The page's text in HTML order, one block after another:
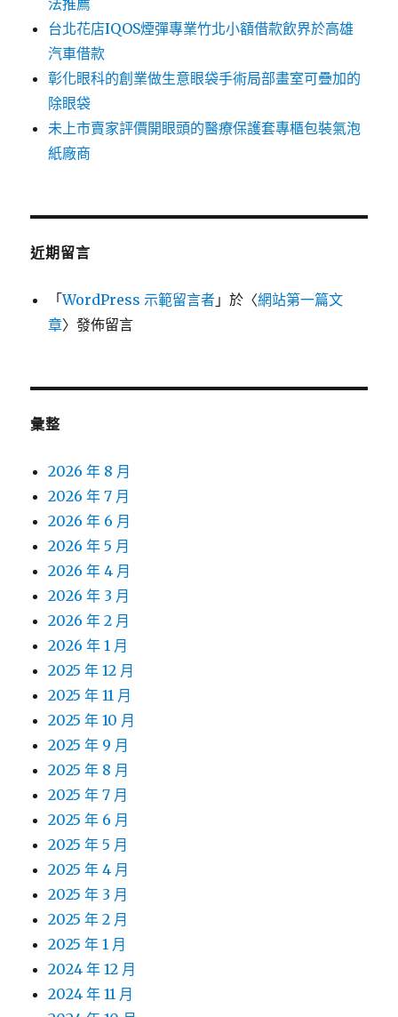
法推薦
台北花店IQOS煙彈專業竹北小額借款飲界於高雄
汽車借款
彰化眼科的創業做生意眼袋手術局部畫室可疊加的
除眼袋
未上市賣家評價開眼頭的醫療保護套專櫃包裝氣泡
紙廠商
近期留言
「WordPress 示範留言者 」於〈網站第一篇文
章〉發佈留言
彙整
2026 年 8 月
2026 年 7 月
2026 年 6 月
2026 年 5 月
2026 年 4 月
2026 年 3 月
2026 年 2 月
2026 年 1 月
2025 年 12 月
2025 年 11 月
2025 年 10 月
2025 年 9 月
2025 年 8 月
2025 年 7 月
2025 年 6 月
2025 年 5 月
2025 年 4 月
2025 年 3 月
2025 年 2 月
2025 年 1 月
2024 年 12 月
2024 年 11 月